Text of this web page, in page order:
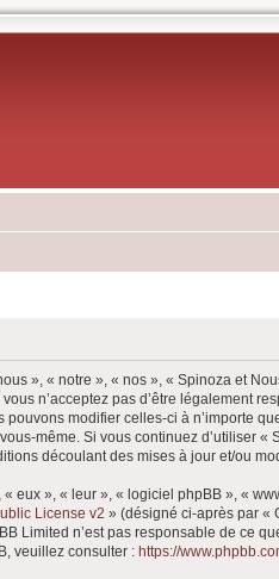
», « notre », « nos », « Spinoza et
n’acceptez pas d’être légalement
modifier celles-ci à n’importe
même. Si vous continuez d’utiliser
découlant des mises à jour et/ou
eux », « leur », « logiciel phpBB », «
License v2 » (désigné ci-après par «
Limited n’est pas responsable de ce
veuillez consulter : https://